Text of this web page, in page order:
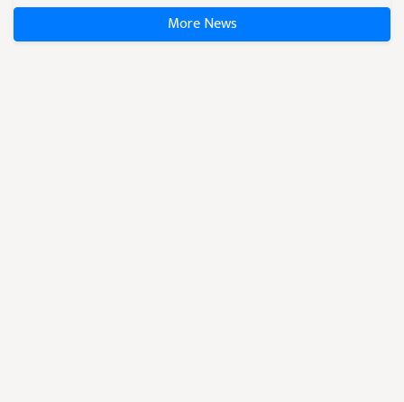
More News